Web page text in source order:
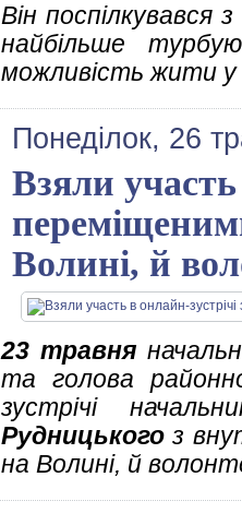
Він
найбільше
можливість жити у
Понеділок, 26
Взяли
Волині, й
23 травня
та голова
зустрічі
Рудницького з
на Волині, й